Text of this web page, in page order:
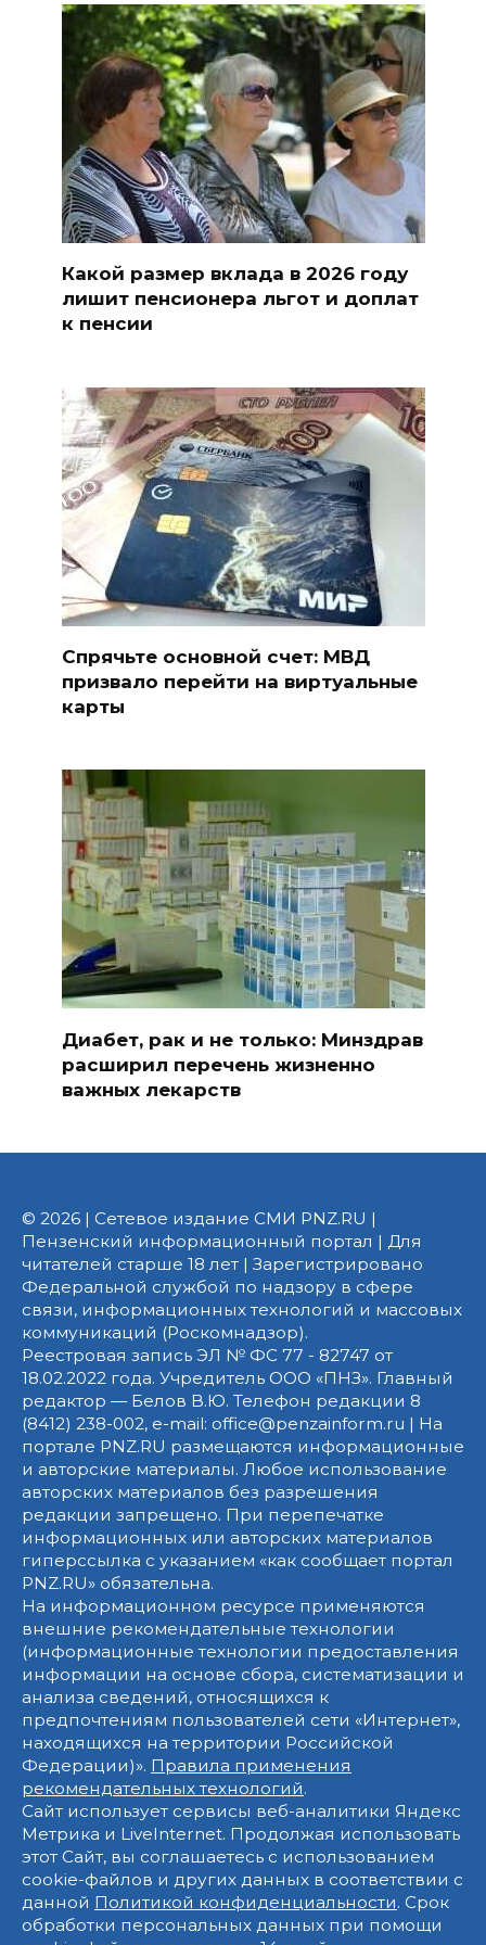
Какой размер вклада в 2026 году
лишит пенсионера льгот и доплат
к пенсии
Спрячьте основной счет: МВД
призвало перейти на виртуальные
карты
Диабет, рак и не только: Минздрав
расширил перечень жизненно
важных лекарств
© 2026 | Сетевое издание СМИ PNZ.RU |
Пензенский информационный портал | Для
читателей старше 18 лет | Зарегистрировано
Федеральной службой по надзору в сфере
связи, информационных технологий и массовых
коммуникаций (Роскомнадзор).
Реестровая запись ЭЛ № ФС 77 - 82747 от
18.02.2022 года. Учредитель ООО «ПНЗ». Главный
редактор — Белов В.Ю. Телефон редакции 8
(8412) 238-002, e-mail: office@penzainform.ru | На
портале PNZ.RU размещаются информационные
и авторские материалы. Любое использование
авторских материалов без разрешения
редакции запрещено. При перепечатке
информационных или авторских материалов
гиперссылка с указанием «как сообщает портал
PNZ.RU» обязательна.
На информационном ресурсе применяются
внешние рекомендательные технологии
(информационные технологии предоставления
информации на основе сбора, систематизации и
анализа сведений, относящихся к
предпочтениям пользователей сети «Интернет»,
находящихся на территории Российской
Федерации)». Правила применения
рекомендательных технологий.
Сайт использует сервисы веб-аналитики Яндекс
Метрика и LiveInternet. Продолжая использовать
этот Сайт, вы соглашаетесь с использованием
cookie-файлов и других данных в соответствии с
данной Политикой конфиденциальности. Срок
обработки персональных данных при помощи